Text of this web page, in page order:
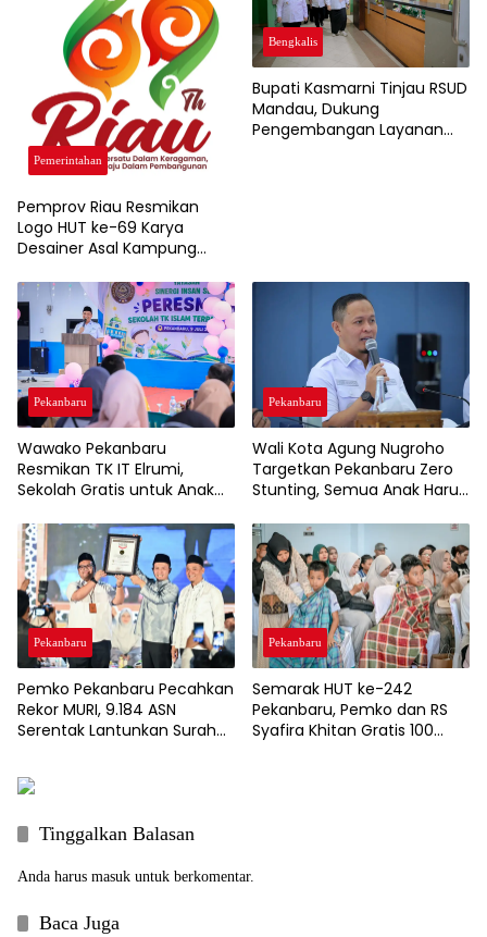
Pemerintahan
Pemprov Riau Resmikan
Logo HUT ke-69 Karya
Desainer Asal Kampung
Harmoni dan Budaya
Melayu
Bengkalis
Bupati Kasmarni Tinjau RSUD
Mandau, Dukung
Pengembangan Layanan
Pekanbaru
Wawako Pekanbaru
Resmikan TK IT Elrumi,
Sekolah Gratis untuk Anak
Wajib Belajar 13 Tahun
Pekanbaru
Wali Kota Agung Nugroho
Targetkan Pekanbaru Zero
Stunting, Semua Anak Harus
Pekanbaru
Pemko Pekanbaru Pecahkan
Rekor MURI, 9.184 ASN
Serentak Lantunkan Surah
Pekanbaru
Semarak HUT ke-242
Pekanbaru, Pemko dan RS
Syafira Khitan Gratis 100
Tinggalkan Balasan
Anda harus masuk untuk berkomentar.
Baca Juga